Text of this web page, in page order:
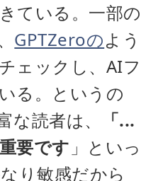
ている。一部の
GPTZeroのよう
ェックし、AIフ
る。というの
な読者は、
「...
要です 」といっ
り敏感だから